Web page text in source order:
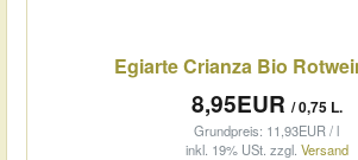
Egiarte Crianza Bio
8,95EUR / 0,75 L.
Grundpreis: 11,93EUR / l
inkl. 19% USt. zzgl. Versand